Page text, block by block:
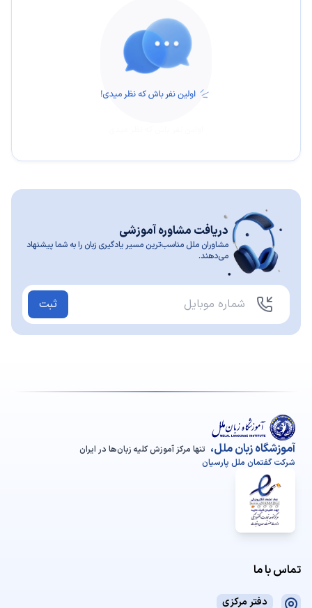
دریافت مشاوره آموزشی
مشاوران ملل مناسب‌ترین مسیر یادگیری زبان را به شما پیشنهاد
می‌دهند.
ثبت
آموزشگاه زبان ملل، تنها مرکز آموزش کلیه زبان‌ها در ایران
شرکت گفتمان ملل پارسیان
تماس با ما
دفتر مرکزی